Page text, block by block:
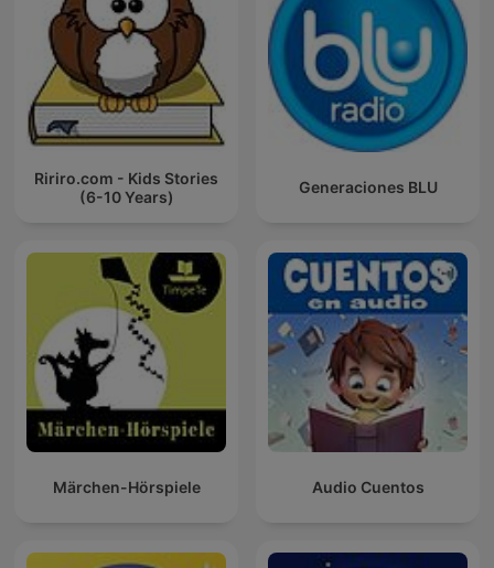
Ririro.com - Kids Stories
(6-10 Years)
Generaciones BLU
Märchen-Hörspiele Audio Cuentos